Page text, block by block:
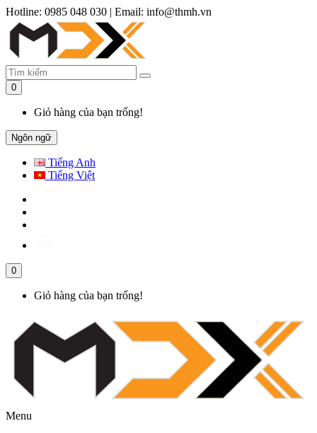
Hotline: 0985 048 030 | Email: info@thmh.vn
0
Giỏ hàng của bạn trống!
Ngôn ngữ
Tiếng Anh
Tiếng Việt
0
Giỏ hàng của bạn trống!
Menu